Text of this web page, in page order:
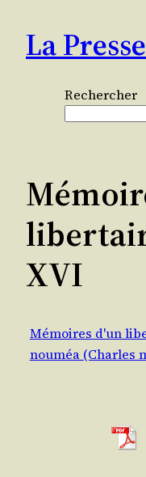
contenu
La
Rechercher
XVI
Mémoires d'un
nouméa (Charles